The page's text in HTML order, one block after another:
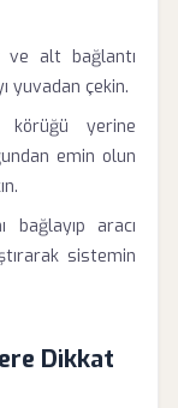
ve alt bağlantı
yuvadan çekin.
körüğü yerine
emin olun
bağlayıp aracı
sistemin
Dikkat